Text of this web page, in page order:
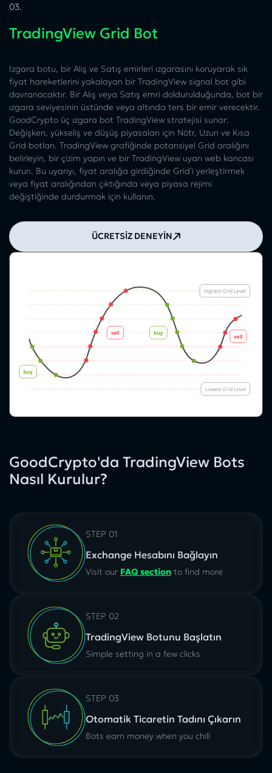
03.
TradingView Grid Bot
Izgara botu, bir Alış ve Satış emirleri ızgarasını koruyarak sık
fiyat hareketlerini yakalayan bir TradingView signal bot gibi
davranacaktır. Bir Alış veya Satış emri doldurulduğunda, bot bir
ızgara seviyesinin üstünde veya altında ters bir emir verecektir.
GoodCrypto üç ızgara bot TradingView stratejisi sunar:
Değişken, yükseliş ve düşüş piyasaları için Nötr, Uzun ve Kısa
Grid botları. TradingView grafiğinde potansiyel Grid aralığını
belirleyin, bir çizim yapın ve bir TradingView uyarı web kancası
kurun. Bu uyarıyı, fiyat aralığa girdiğinde Grid'i yerleştirmek
veya fiyat aralığından çıktığında veya piyasa rejimi
değiştiğinde durdurmak için kullanın.
ÜCRETSİZ DENEYİN
GoodCrypto'da TradingView Bots
Nasıl Kurulur?
STEP 01
Exchange Hesabını Bağlayın
Visit our FAQ section to find more
STEP 02
TradingView Botunu Başlatın
Simple setting in a few clicks
STEP 03
Otomatik Ticaretin Tadını Çıkarın
Bots earn money when you chill